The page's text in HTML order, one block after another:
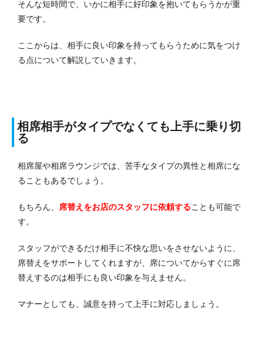
そんな短時間で、いかに相手に好印象を抱いてもらうかが重
要です。
ここからは、相手に良い印象を持ってもらうために気をつけ
る点について解説していきます。
相席相手がタイプでなくても上手に乗り切
る
相席屋や相席ラウンジでは、苦手なタイプの異性と相席にな
ることもあるでしょう。
もちろん、 席替えをお店のスタッフに依頼することも可能で
す。
スタッフができるだけ相手に不快な思いをさせないように、
席替えをサポートしてくれますが、席についてからすぐに席
替えするのは相手にも良い印象を与えません。
マナーとしても、誠意を持って上手に対応しましょう。